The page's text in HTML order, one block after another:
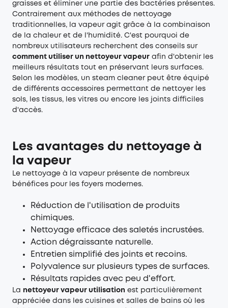
graisses et éliminer une partie des bactéries présentes.
Contrairement aux méthodes de nettoyage
traditionnelles, la vapeur agit grâce à la combinaison
de la chaleur et de l'humidité. C'est pourquoi de
nombreux utilisateurs recherchent des conseils sur
comment utiliser un nettoyeur vapeur afin d'obtenir les
meilleurs résultats tout en préservant leurs surfaces.
Selon les modèles, un steam cleaner peut être équipé
de différents accessoires permettant de nettoyer les
sols, les tissus, les vitres ou encore les joints difficiles
d'accès.
Les avantages du nettoyage à
la vapeur
Le nettoyage à la vapeur présente de nombreux
bénéfices pour les foyers modernes.
Réduction de l'utilisation de produits
chimiques.
Nettoyage efficace des saletés incrustées.
Action dégraissante naturelle.
Entretien simplifié des joints et recoins.
Polyvalence sur plusieurs types de surfaces.
Résultats rapides avec peu d'effort.
La nettoyeur vapeur utilisation est particulièrement
appréciée dans les cuisines et salles de bains où les